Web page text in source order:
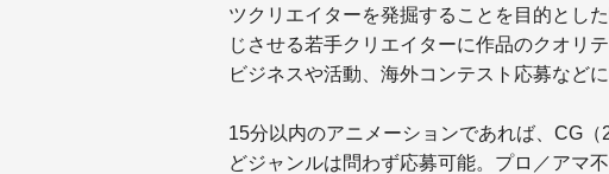
ツクリエイターを発掘することを目的とし
じさせる若手クリエイターに作品のクオリ
ビジネスや活動、海外コンテスト応募など
15分以内のアニメーションであれば、CG
どジャンルは問わず応募可能。プロ／アマ